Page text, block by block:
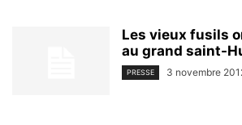
Les vieux fusils
au grand saint-
PRESSE 3 novembre